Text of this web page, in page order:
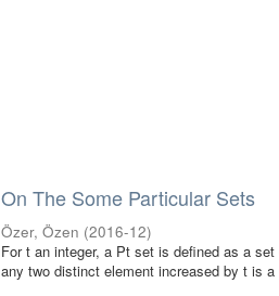
On The Some Particular Sets
Özer, Özen (2016-12)
For t an integer, a Pt set is defined as a
any two distinct element increased by t is